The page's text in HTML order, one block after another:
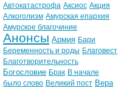
Автокатастрофа Аксиос Акция
Алкоголизм Амурская епархия
Амурское благочиние
Анонсы Армия Бари
Беременность и роды Благовест
Благотворительность
Богословие Брак В начале
было слово Великий пост Вера